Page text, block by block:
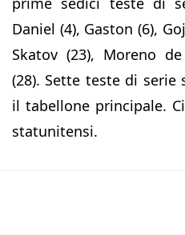
Daniel (4), Gaston (6),
Skatov (23), Moreno
(28). Sette teste di serie
il tabellone principale.
statunitensi.